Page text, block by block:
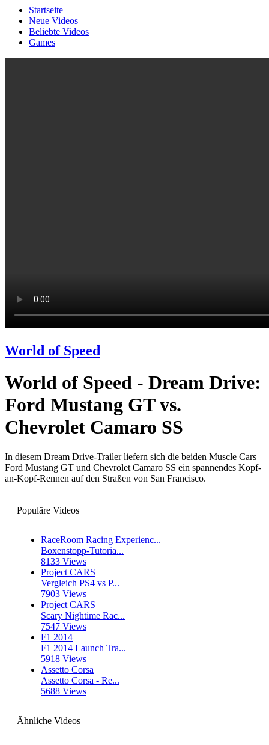
Startseite
Neue Videos
Beliebte Videos
Games
World of Speed
World of Speed - Dream Drive:
Ford Mustang GT vs.
Chevrolet Camaro SS
In diesem Dream Drive-Trailer liefern sich die beiden Muscle Cars
Ford Mustang GT und Chevrolet Camaro SS ein spannendes Kopf-
an-Kopf-Rennen auf den Straßen von San Francisco.
Populäre Videos
RaceRoom Racing Experienc...
Boxenstopp-Tutoria...
8133 Views
Project CARS
Vergleich PS4 vs P...
7903 Views
Project CARS
Scary Nightime Rac...
7547 Views
F1 2014
F1 2014 Launch Tra...
5918 Views
Assetto Corsa
Assetto Corsa - Re...
5688 Views
Ähnliche Videos